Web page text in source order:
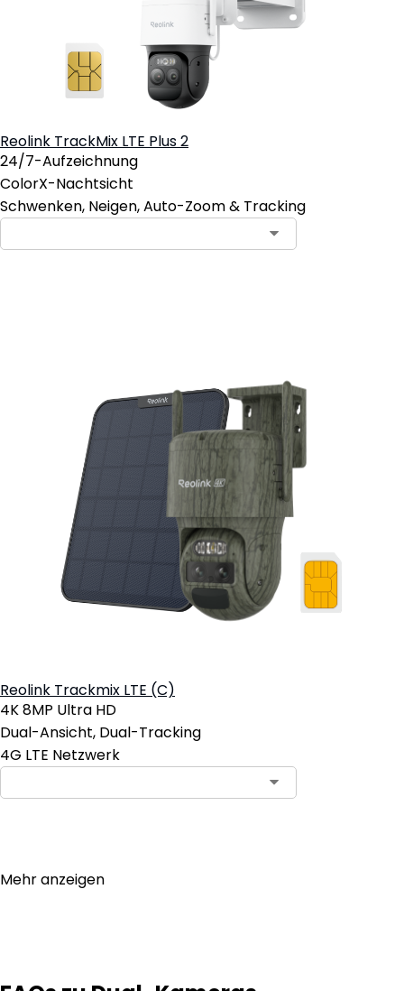
Reolink TrackMix LTE Plus 2
24/7-Aufzeichnung
ColorX-Nachtsicht
Schwenken, Neigen, Auto-Zoom & Tracking
Reolink Trackmix LTE (C)
4K 8MP Ultra HD
Dual-Ansicht, Dual-Tracking
4G LTE Netzwerk
Mehr anzeigen